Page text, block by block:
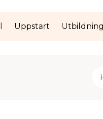
Uppstart